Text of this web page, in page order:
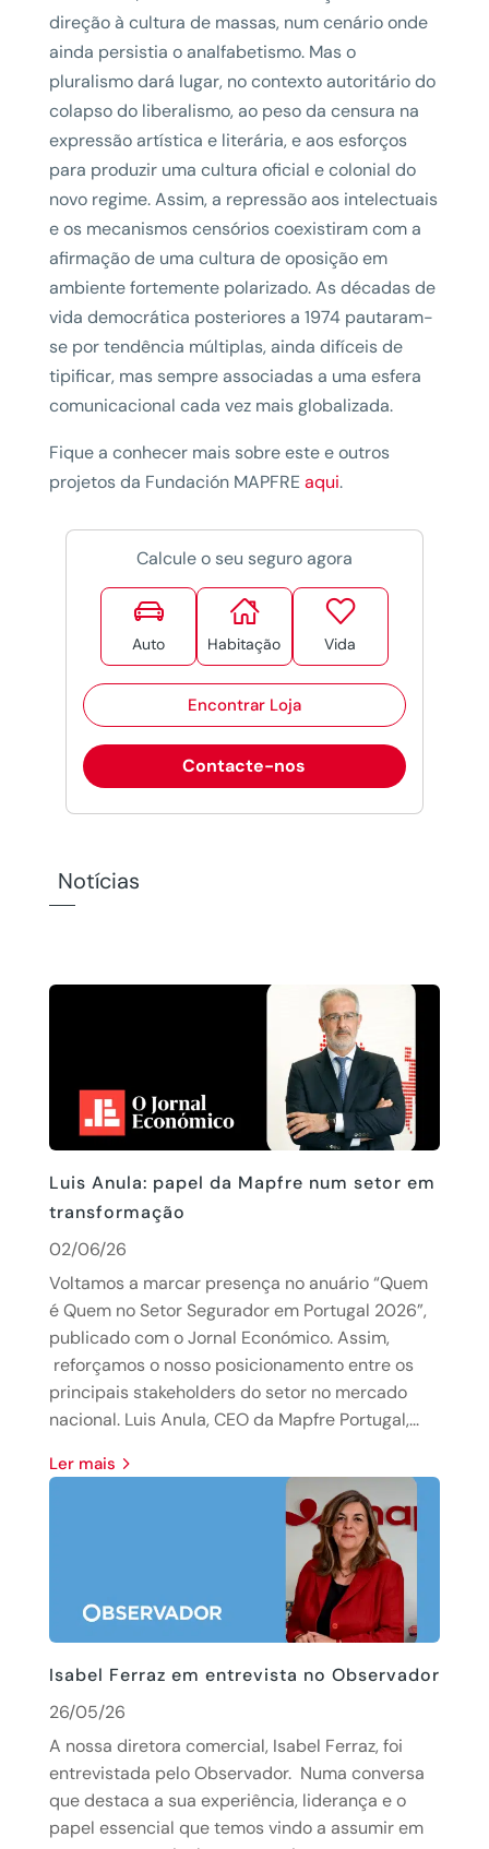
direção à cultura de massas, num cenário onde
ainda persistia o analfabetismo. Mas o
pluralismo dará lugar, no contexto autoritário do
colapso do liberalismo, ao peso da censura na
expressão artística e literária, e aos esforços
para produzir uma cultura oficial e colonial do
novo regime. Assim, a repressão aos intelectuais
e os mecanismos censórios coexistiram com a
afirmação de uma cultura de oposição em
ambiente fortemente polarizado. As décadas de
vida democrática posteriores a 1974 pautaram-
se por tendência múltiplas, ainda difíceis de
tipificar, mas sempre associadas a uma esfera
comunicacional cada vez mais globalizada.
Fique a conhecer mais sobre este e outros
projetos da Fundación MAPFRE aqui.
Calcule o seu seguro agora

Auto

Habitação

Vida
Encontrar Loja
Contacte-nos
Notícias
Luis Anula: papel da Mapfre num setor em
transformação
02/06/26
Voltamos a marcar presença no anuário “Quem
é Quem no Setor Segurador em Portugal 2026”,
publicado com o Jornal Económico. Assim,
reforçamos o nosso posicionamento entre os
principais stakeholders do setor no mercado
nacional. Luis Anula, CEO da Mapfre Portugal,...
Ler mais
Isabel Ferraz em entrevista no Observador
26/05/26
A nossa diretora comercial, Isabel Ferraz, foi
entrevistada pelo Observador. Numa conversa
que destaca a sua experiência, liderança e o
papel essencial que temos vindo a assumir em